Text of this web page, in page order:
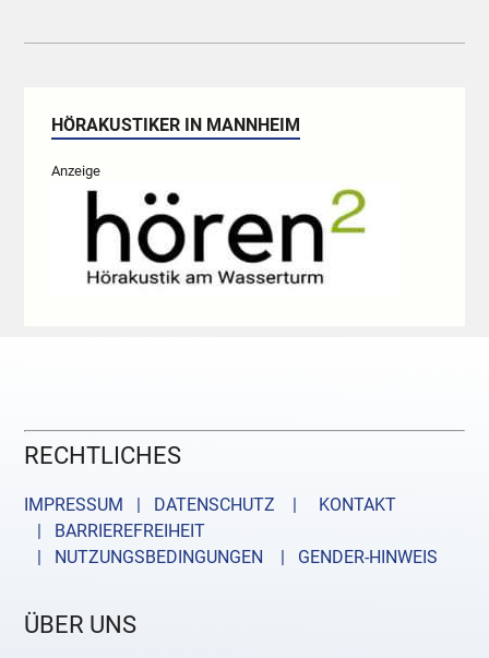
HÖRAKUSTIKER IN MANNHEIM
Anzeige
RECHTLICHES
IMPRESSUM | DATENSCHUTZ |
KONTAKT
| BARRIEREFREIHEIT
| NUTZUNGSBEDINGUNGEN
| GENDER-HINWEIS
ÜBER UNS